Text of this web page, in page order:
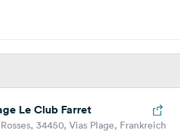
ansehen
Auf Karte anzeigen
Le Club Farret
34450, Vias Plage, Frankreich